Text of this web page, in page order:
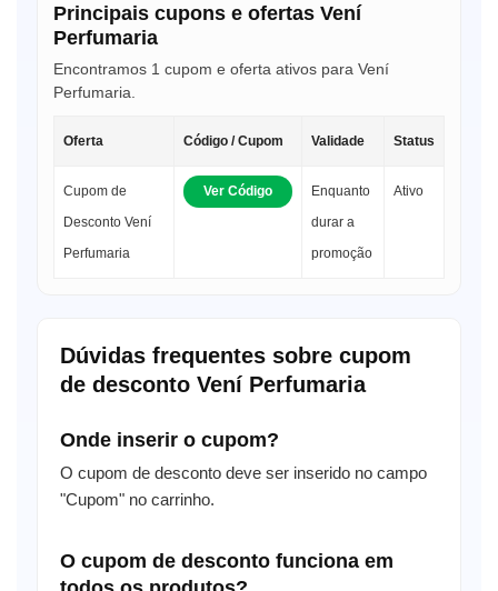
Principais cupons e ofertas Vení
Perfumaria
Encontramos 1 cupom e oferta ativos para Vení
Perfumaria.
Oferta Código / Cupom Validade Status
Cupom de
Desconto Vení
Perfumaria
Ver Código
Enquanto
durar a
promoção
Ativo
Dúvidas frequentes sobre cupom
de desconto Vení Perfumaria
Onde inserir o cupom?
O cupom de desconto deve ser inserido no campo
"Cupom" no carrinho.
O cupom de desconto funciona em